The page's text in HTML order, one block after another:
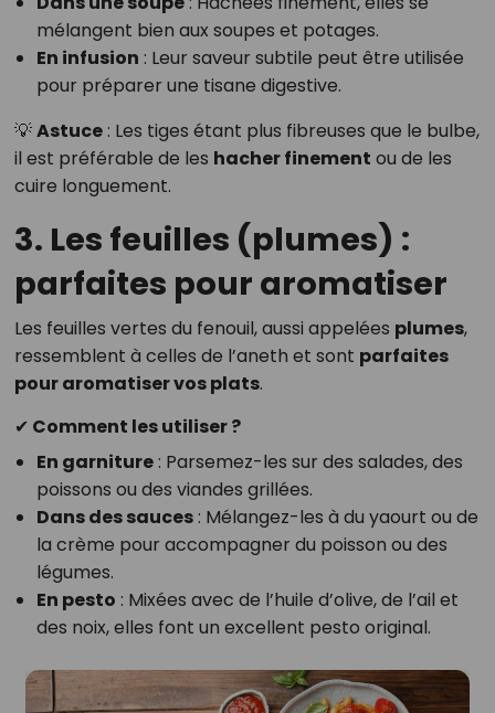
mélangent bien aux soupes et potages.
En infusion : Leur saveur subtile peut être utilisée
pour préparer une tisane digestive.
💡Astuce: Les tiges étant plus fibreuses que le bulbe,
il est préférable de les hacher finement ou de les
cuire longuement.
3. Les feuilles (plumes) :
parfaites pour aromatiser
Les feuilles vertes du fenouil, aussi appelées plumes,
ressemblent à celles de l’aneth et sont parfaites
pour aromatiser vos plats.
✔ Comment les utiliser ?
En garniture: Parsemez-les sur des salades, des
poissons ou des viandes grillées.
Dans des sauces: Mélangez-les à du yaourt ou de
la crème pour accompagner du poisson ou des
légumes.
En pesto : Mixées avec de l’huile d’olive, de l’ail et
des noix, elles font un excellent pesto original.